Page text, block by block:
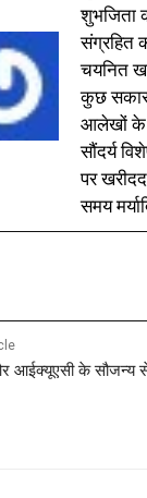
शुभजिता
संग्रहित
चयनित
कुछ
आलेखों के
सौंदर्य
पर
समय
आईक्यूएसी के सौजन्य